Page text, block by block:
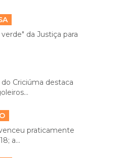
da Justiça para
Criciúma destaca
praticamente
a...